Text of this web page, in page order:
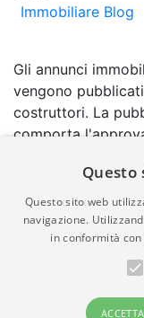
Immobiliare Blog
Gli annunci
vengono
costruttori. La
comporta
garanzia da parte
quindi non è
correttezza, della
materia di
suddetti annunci.
© Copyright
Questo
Questo sito web
navigazione.
in conformità